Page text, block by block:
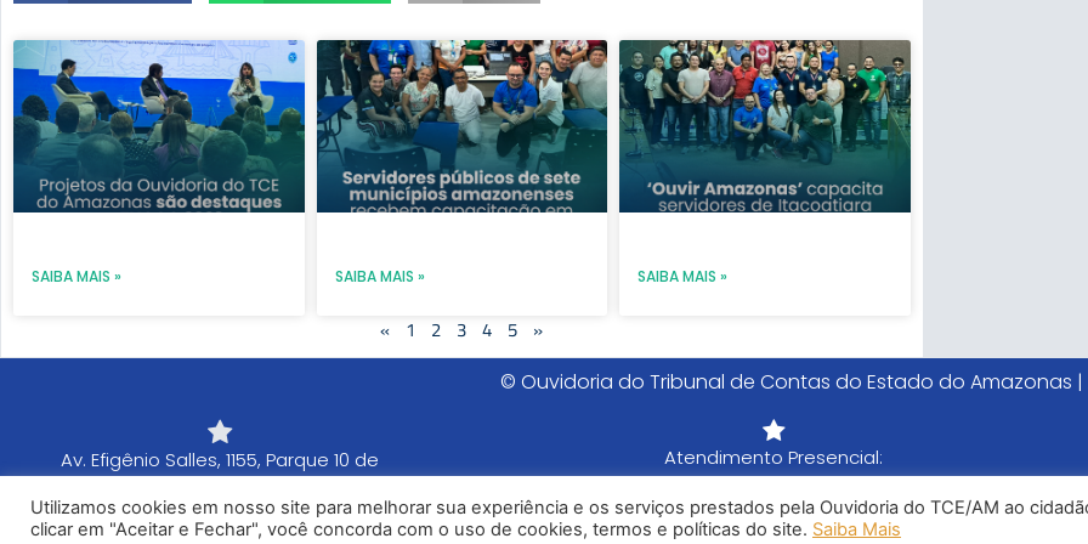
SAIBA MAIS » SAIBA MAIS » SAIBA MAIS »
«
Page
1
Page
2
Page
3
Page
4
Page
5 »
© Ouvidoria do Tribunal de Contas do Estado do Amazonas |
Av. Efigênio Salles, 1155, Parque 10 de
AM - CEP: 69055-736
Atendimento Presencial:
Tel: (92) 98815-1000
Utilizamos cookies em nosso site para melhorar sua experiência e os serviços prestados pela Ouvidoria do TCE/AM ao
clicar em "Aceitar e Fechar", você concorda com o uso de cookies, termos e políticas do site. Saiba Mais